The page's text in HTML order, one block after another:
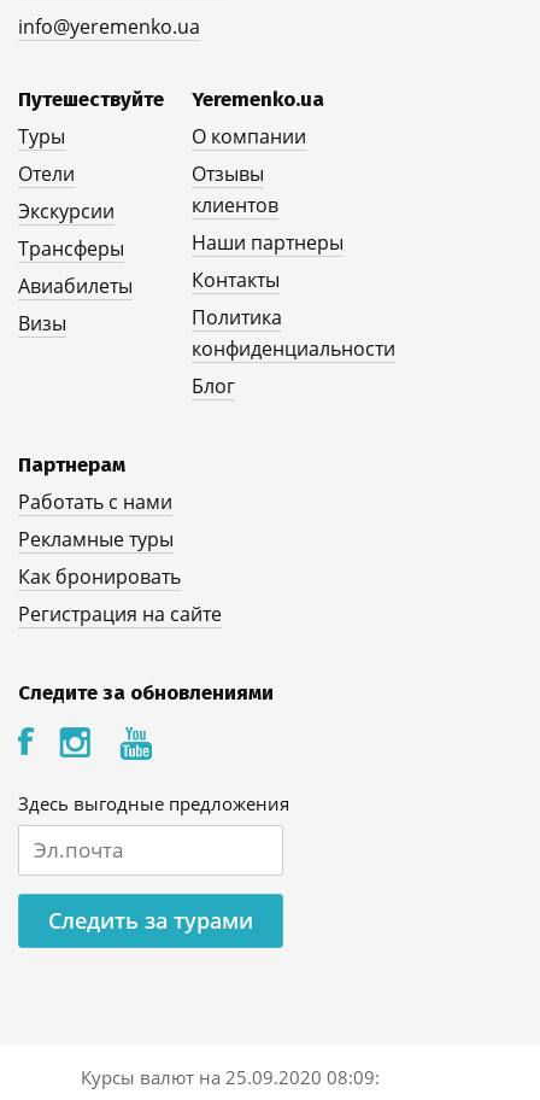
info@yeremenko.ua
Путешествуйте
Туры
Отели
Экскурсии
Трансферы
Авиабилеты
Визы
Yeremenko.ua
О компании
Отзывы
клиентов
Наши партнеры
Контакты
Политика
конфиденциальности
Блог
Партнерам
Работать с нами
Рекламные туры
Как бронировать
Регистрация на сайте
Следите за обновлениями
Здесь выгодные предложения
Следить за турами
Курсы валют на 25.09.2020 08:09: